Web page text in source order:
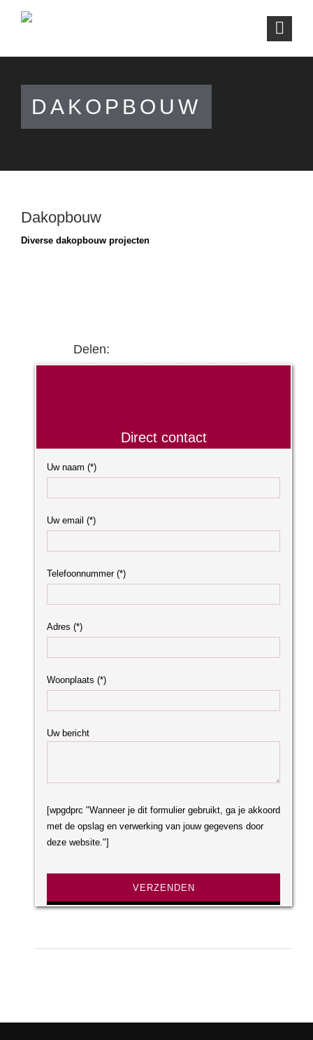
DAKOPBOUW
Dakopbouw
Diverse dakopbouw projecten
Delen:
Direct contact
Uw naam (*)
Uw email (*)
Telefoonnummer (*)
Adres (*)
Woonplaats (*)
Uw bericht
[wpgdprc "Wanneer je dit formulier gebruikt, ga je akkoord
met de opslag en verwerking van jouw gegevens door
deze website."]